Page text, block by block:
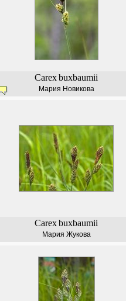
Carexbuxbaumii
Мария Новикова
Carexbuxbaumii
Мария Жукова